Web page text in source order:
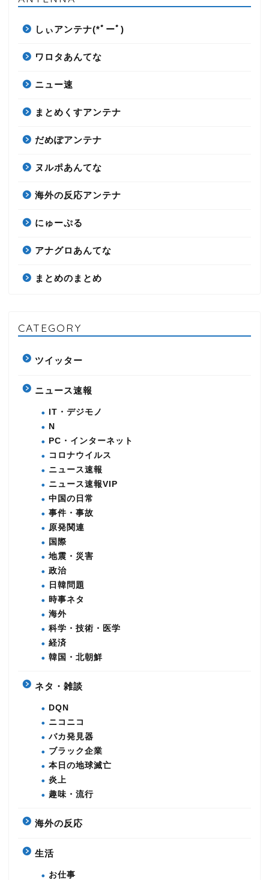
しぃアンテナ(*ﾟーﾟ)
ワロタあんてな
ニュー速
まとめくすアンテナ
だめぽアンテナ
ヌルポあんてな
海外の反応アンテナ
にゅーぷる
アナグロあんてな
まとめのまとめ
CATEGORY
ツイッター
ニュース速報
IT・デジモノ
N
PC・インターネット
コロナウイルス
ニュース速報
ニュース速報VIP
中国の日常
事件・事故
原発関連
国際
地震・災害
政治
日韓問題
時事ネタ
海外
科学・技術・医学
経済
韓国・北朝鮮
ネタ・雑談
DQN
ニコニコ
バカ発見器
ブラック企業
本日の地球滅亡
炎上
趣味・流行
海外の反応
生活
お仕事